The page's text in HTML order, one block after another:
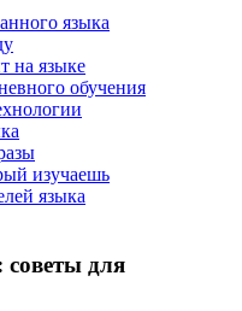
языка
на языке
обучения
изучаешь
языка
для